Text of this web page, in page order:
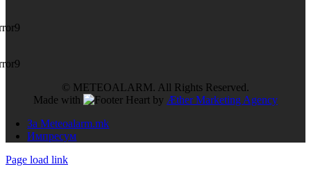
© METEOALARM. All Rights Reserved.
Made with
by Æther Marketing Agency
За Meteoalarm.mk
Импресум
Page load link